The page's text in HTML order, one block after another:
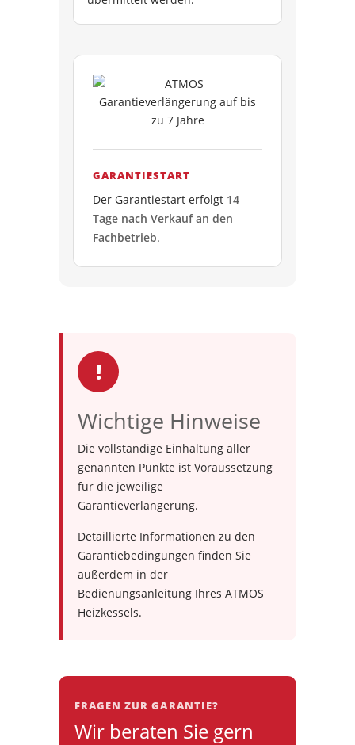
GARANTIESTART
Der Garantiestart erfolgt 14
Tage nach Verkauf an den
Fachbetrieb.
!
Wichtige Hinweise
Die vollständige Einhaltung aller
genannten Punkte ist Voraussetzung
für die jeweilige
Garantieverlängerung.
Detaillierte Informationen zu den
Garantiebedingungen finden Sie
außerdem in der
Bedienungsanleitung Ihres ATMOS
Heizkessels.
FRAGEN ZUR GARANTIE?
Wir beraten Sie gern